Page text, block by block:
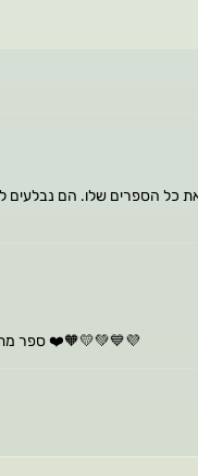
כל הספרים שלו. הם
ספר מתוק לילדים שרוצים לעוף בחלומותיהם או במציאות. מחא רעיונות חדשים ומקוריים, כולל ביקור באגרתה ❤️🧡💛💚💙💜